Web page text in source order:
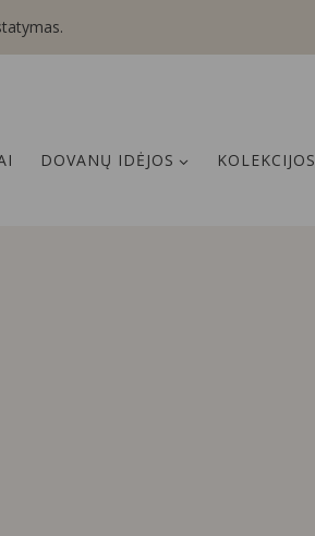
DOVANŲ IDĖJOS KOLEKCIJOS